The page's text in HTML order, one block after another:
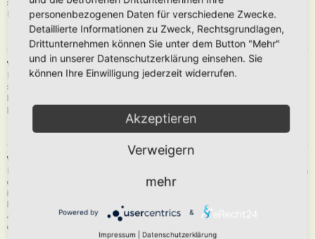
siehst du eine Schaltfläche in der Nähe des Beitrags, um diesen zu melden.
Du wirst dann durch die weiteren Schritte geführt.
Nach oben
Was bewirkt die „Speichern“-Schaltfläche beim Schreiben eines Beitrags?
Hiermit kannst du die geschriebene Entwürfe speichern und zu einem
späteren Zeitpunkt vervollständigen und absenden. Den gesicherten Beitrag
kannst du mit der Funktion „Gespeicherte Entwürfe verwalten“ in deinem
persönlichen Bereich erneut laden.
Nach oben
Warum muss mein Beitrag erst freigegeben werden?
Die Board-Administration kann entschieden haben, dass in dem Forum, in dem
du einen Beitrag erstellt hast, die Beiträge zuerst geprüft werden müssen. Es
ist auch möglich, dass die Administration dich zu einer Gruppe von Benutzern
hinzugefügt hat, bei denen sie die Beiträge erst begutachten möchte, bevor sie
auf der Seite sichtbar werden. Bitte kontaktiere die Board-Administration, wenn
du weitere Informationen dazu benötigst.
personenbezogenen Daten für verschiedene Zwecke.
Detaillierte Informationen zu Zweck, Rechtsgrundlagen,
Drittunternehmen können Sie unter dem Button "Mehr"
und in unserer Datenschutzerklärung einsehen. Sie
können Ihre Einwilligung jederzeit widerrufen.
Akzeptieren
Verweigern
mehr
Powered by &
Impressum Datenschutzerklärung